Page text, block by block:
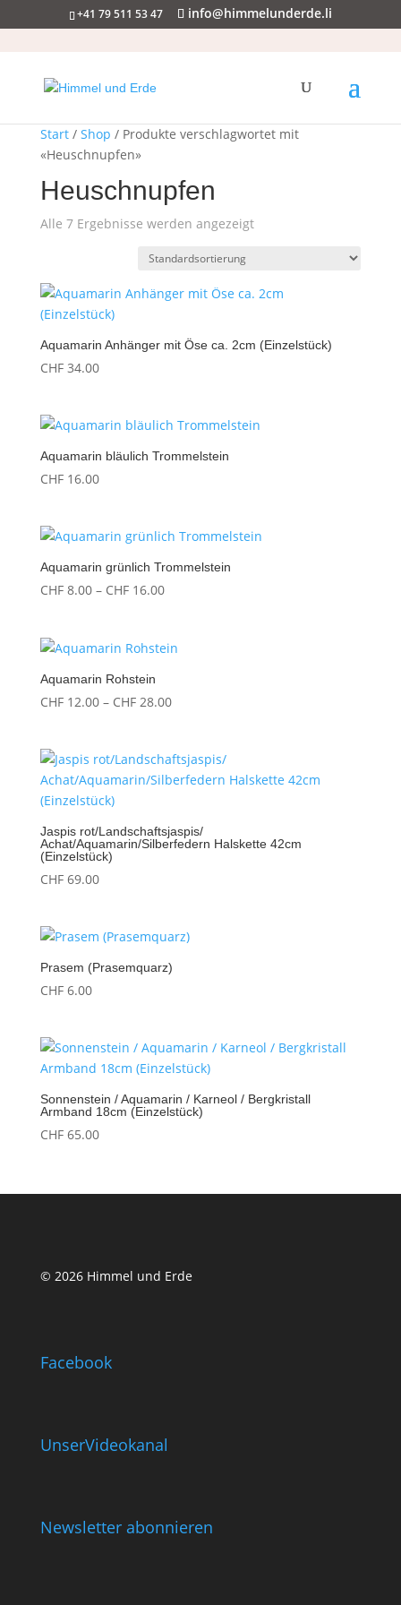
+41 79 511 53 47 info@himmelunderde.li
Start/ Shop / Produkte verschlagwortet mit
«Heuschnupfen»
Heuschnupfen
Alle 7 Ergebnisse werden angezeigt
Aquamarin Anhänger mit Öse ca. 2cm (Einzelstück)
CHF34.00
Aquamarin bläulich Trommelstein
CHF16.00
Aquamarin grünlich Trommelstein
CHF8.00 – CHF16.00Preisspanne:
CHF 16.00
Aquamarin Rohstein
CHF12.00 – CHF28.00Preisspanne:
CHF 28.00
Jaspis rot/Landschaftsjaspis/
Achat/Aquamarin/Silberfedern Halskette 42cm
(Einzelstück)
CHF69.00
Prasem (Prasemquarz)
CHF6.00
Sonnenstein / Aquamarin / Karneol / Bergkristall
Armband 18cm (Einzelstück)
CHF65.00
© 2026 Himmel und Erde
Facebook
UnserVideokanal
Newsletter abonnieren